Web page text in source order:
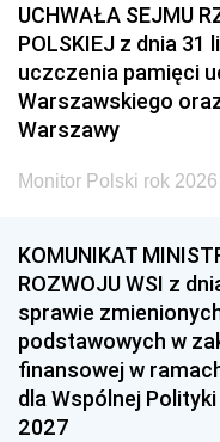
UCHWAŁA SEJMU
POLSKIEJ z dnia 31
uczczenia pamięci
Warszawskiego
Warszawy
Monitor Polski rok
KOMUNIKAT
ROZWOJU WSI z
sprawie
podstawowych w
finansowej w
dla Wspólnej
2027